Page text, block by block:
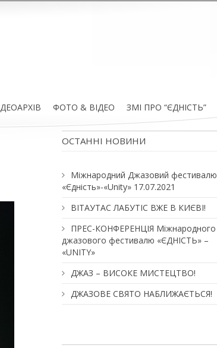
ФОТО & ВІДЕО ЗМІ ПРО “ЄДНІСТЬ”
ОСТАННІ НОВИНИ
Міжнародний Джазовий фестивалю
«Єдність»-«Unity» 17.07.2021
ВІТАУТАС ЛАБУТІС ВЖЕ В КИЄВІ!
ПРЕС-КОНФЕРЕНЦІЯ Міжнародного
джазового фестивалю «ЄДНІСТЬ» –
«UNITY»
ДЖАЗ – ВИСОКЕ МИСТЕЦТВО!
ДЖАЗОВЕ СВЯТО НАБЛИЖАЄТЬСЯ!